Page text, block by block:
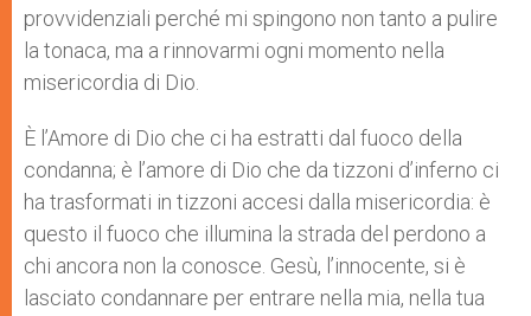
provvidenziali perché mi spingono non tanto a pulire
la tonaca, ma a rinnovarmi ogni momento nella
misericordia di Dio.
È l’Amore di Dio che ci ha estratti dal fuoco della
condanna; è l’amore di Dio che da tizzoni d’inferno ci
ha trasformati in tizzoni accesi dalla misericordia: è
questo il fuoco che illumina la strada del perdono a
chi ancora non la conosce. Gesù, l’innocente, si è
lasciato condannare per entrare nella mia, nella tua